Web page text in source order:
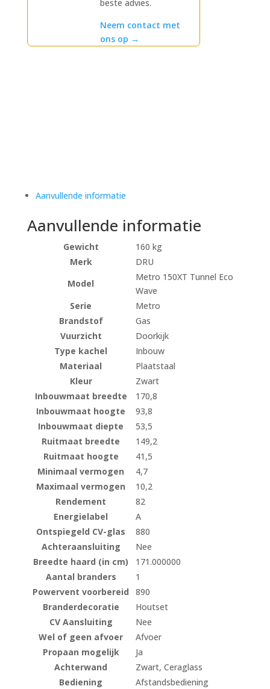
beste advies.
Neem contact met
ons op →
Aanvullende informatie
Aanvullende informatie
Gewicht
160 kg
Merk
DRU
Model
Metro 150XT Tunnel Eco
Wave
Serie
Metro
Brandstof
Gas
Vuurzicht
Doorkijk
Type kachel
Inbouw
Materiaal
Plaatstaal
Kleur
Zwart
Inbouwmaat breedte
170,8
Inbouwmaat hoogte
93,8
Inbouwmaat diepte
53,5
Ruitmaat breedte
149,2
Ruitmaat hoogte
41,5
Minimaal vermogen
4,7
Maximaal vermogen
10,2
Rendement
82
Energielabel
A
Ontspiegeld CV-glas
880
Achteraansluiting
Nee
Breedte haard (in cm)
171.000000
Aantal branders
1
Powervent voorbereid
890
Branderdecoratie
Houtset
CV Aansluiting
Nee
Wel of geen afvoer
Afvoer
Propaan mogelijk
Ja
Achterwand
Zwart, Ceraglass
Bediening
Afstandsbediening